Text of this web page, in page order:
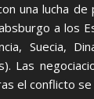
una lucha de
a los
Suecia,
Las
el conflicto